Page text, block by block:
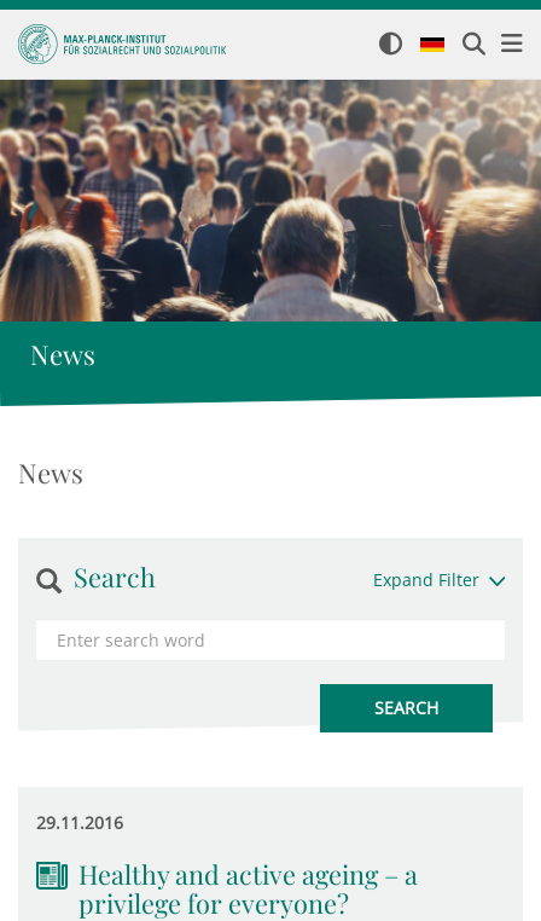
News
News
Search Expand Filter
29.11.2016
Healthy and active ageing – a
privilege for everyone?